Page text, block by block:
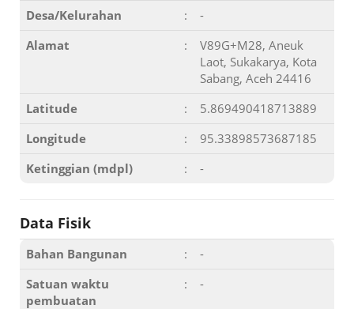
Desa/Kelurahan
:
-
Alamat
:
V89G+M28, Aneuk
Laot, Sukakarya, Kota
Sabang, Aceh 24416
Latitude
:
5.869490418713889
Longitude
:
95.33898573687185
Ketinggian (mdpl)
: -
Data Fisik
Bahan Bangunan :
-
Satuan waktu
pembuatan
: -